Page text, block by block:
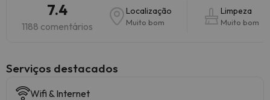
7.4
1188 comentários
Localização
Muito bom
Limpeza
Muito bom
Serviços destacados
Wifi & Internet